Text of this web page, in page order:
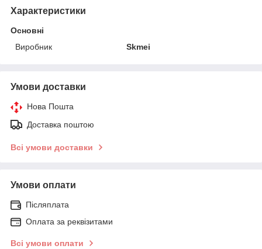
Характеристики
Основні
Виробник
Skmei
Умови доставки
Нова Пошта
Доставка поштою
Всі умови доставки
Умови оплати
Післяплата
Оплата за реквізитами
Всі умови оплати